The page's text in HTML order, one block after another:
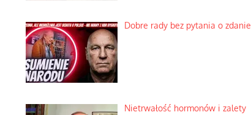
Dobre rady bez pytania o zdanie
Nietrwałość hormonów i zalety